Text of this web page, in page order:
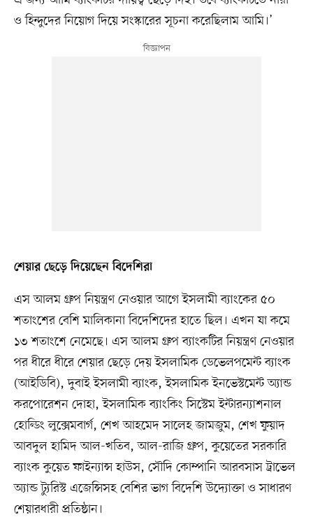
ও হিন্দুদের নিয়োগ দিয়ে সংস্কারের সূচনা করেছিলাম আমি।’
শেয়ার ছেড়ে দিয়েছেন বিদেশিরা
এস আলম গ্রুপ নিয়ন্ত্রণ নেওয়ার আগে ইসলামী ব্যাংকের ৫০
শতাংশের বেশি মালিকানা বিদেশিদের হাতে ছিল। এখন যা কমে
১৩ শতাংশে নেমেছে। এস আলম গ্রুপ ব্যাংকটির নিয়ন্ত্রণ নেওয়ার
পর ধীরে ধীরে শেয়ার ছেড়ে দেয় ইসলামিক ডেভেলপমেন্ট ব্যাংক
(আইডিবি), দুবাই ইসলামী ব্যাংক, ইসলামিক ইনভেস্টমেন্ট অ্যান্ড
করপোরেশন দোহা, ইসলামিক ব্যাংকিং সিস্টেম ইন্টারন্যাশনাল
হোল্ডিং লুক্সেমবার্গ, শেখ আহমেদ সালেহ জামজুম, শেখ ফুয়াদ
আবদুল হামিদ আল-খতিব, আল-রাজি গ্রুপ, কুয়েতের সরকারি
ব্যাংক কুয়েত ফাইন্যান্স হাউস, সৌদি কোম্পানি আরবসাস ট্রাভেল
অ্যান্ড ট্যুরিস্ট এজেন্সিসহ বেশির ভাগ বিদেশি উদ্যোক্তা ও সাধারণ
শেয়ারধারী প্রতিষ্ঠান।